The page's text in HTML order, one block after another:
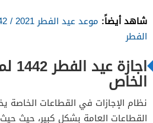
شاهد أيضاً:
الفطر
الخاص
نظام الإجازات في القطاعات الخاصة
القطاعات العامة بشكل كبير، حيث